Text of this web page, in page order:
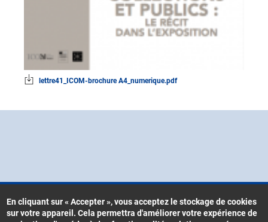
lettre41_ICOM-brochure A4_numerique.pdf
En cliquant sur « Accepter », vous acceptez le stockage de cookies
sur votre appareil. Cela permettra d'améliorer votre expérience de